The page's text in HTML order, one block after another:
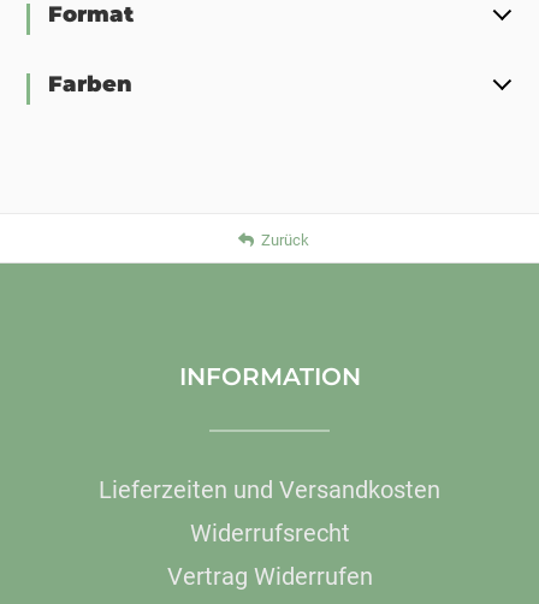
Format
Farben
Zurück
INFORMATION
Lieferzeiten und Versandkosten
Widerrufsrecht
Vertrag Widerrufen